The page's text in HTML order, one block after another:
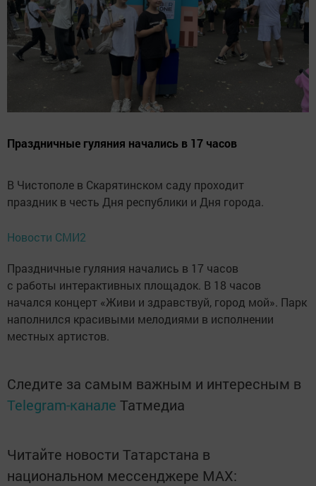
Праздничные гуляния начались в 17 часов
В Чистополе в Скарятинском саду проходит
праздник в честь Дня республики и Дня города.
Новости СМИ2
Праздничные гуляния начались в 17 часов
с работы интерактивных площадок. В 18 часов
начался концерт «Живи и здравствуй, город мой». Парк
наполнился красивыми мелодиями в исполнении
местных артистов.
Следите за самым важным и интересным в
Telegram-канале Татмедиа
Читайте новости Татарстана в
национальном мессенджере MАХ: